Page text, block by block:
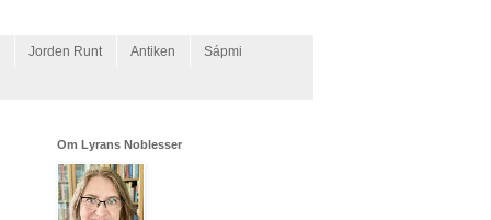
Jorden Runt Antiken Sápmi
Om Lyrans Noblesser